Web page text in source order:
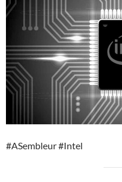
#ASembleur #Intel